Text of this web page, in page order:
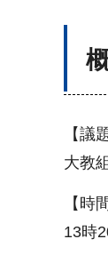
【議
大教
【時
13時